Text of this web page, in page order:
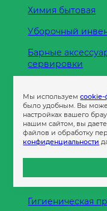
Химия бытовая
Уборочный
Барные
сервировки
Пленка
Пакеты и сумки
Контейнеры
Бумага офисная
Гигиеническая
Мы используем
было удобным. Вы
настройках вашего
нашим сайтом, вы
файлов и обработку
конфиденциальности